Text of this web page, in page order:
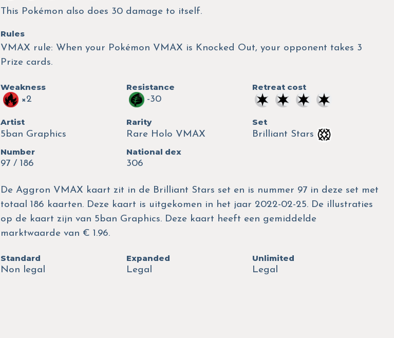
This Pokémon also does 30 damage to itself.
Rules
VMAX rule: When your Pokémon VMAX is Knocked Out, your opponent takes 3
Prize cards.
Weakness
×2
Resistance
-30
Retreat cost
Artist
5ban Graphics
Rarity
Rare Holo VMAX
Set
Brilliant Stars
Number
97 / 186
National dex
306
De Aggron VMAX kaart zit in de Brilliant Stars set en is nummer 97 in deze set met
totaal 186 kaarten. Deze kaart is uitgekomen in het jaar 2022-02-25. De illustraties
op de kaart zijn van 5ban Graphics. Deze kaart heeft een gemiddelde
marktwaarde van € 1.96.
Standard
Non legal
Expanded
Legal
Unlimited
Legal